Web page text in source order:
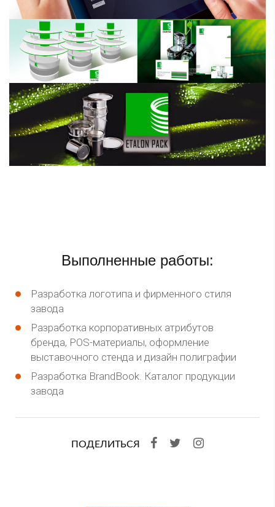
Выполненные работы:
Разработка логотипа и фирменного стиля
завода
Разработка корпоративных атрибутов
бренда, POS-материалы, оформление
выставочного стенда и дизайн полиграфии
Разработка BrandBook. Каталог продукции
завода
ПОДЕЛИТЬСЯ